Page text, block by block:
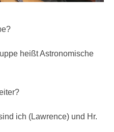
heißt Astronomische
ich (Lawrence) und Hr.